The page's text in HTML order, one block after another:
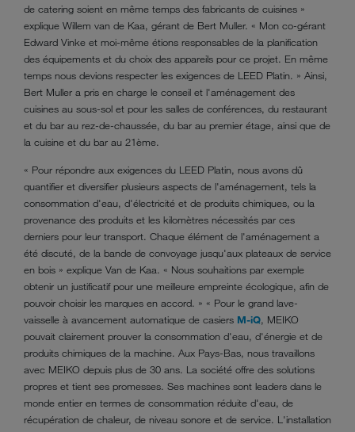
de catering soient en même temps des fabricants de cuisines »
explique Willem van de Kaa, gérant de Bert Muller. « Mon co-gérant
Edward Vinke et moi-même étions responsables de la planification
des équipements et du choix des appareils pour ce projet. En même
temps nous devions respecter les exigences de LEED Platin. » Ainsi,
Bert Muller a pris en charge le conseil et l'aménagement des
cuisines au sous-sol et pour les salles de conférences, du restaurant
et du bar au rez-de-chaussée, du bar au premier étage, ainsi que de
la cuisine et du bar au 21ème.
« Pour répondre aux exigences du LEED Platin, nous avons dû
quantifier et diversifier plusieurs aspects de l'aménagement, tels la
consommation d'eau, d'électricité et de produits chimiques, ou la
provenance des produits et les kilomètres nécessités par ces
derniers pour leur transport. Chaque élément de l'aménagement a
été discuté, de la bande de convoyage jusqu'aux plateaux de service
en bois » explique Van de Kaa. « Nous souhaitions par exemple
obtenir un justificatif pour une meilleure empreinte écologique, afin de
pouvoir choisir les marques en accord. » « Pour le grand lave-
vaisselle à avancement automatique de casiers M-iQ, MEIKO
pouvait clairement prouver la consommation d'eau, d'énergie et de
produits chimiques de la machine. Aux Pays-Bas, nous travaillons
avec MEIKO depuis plus de 30 ans. La société offre des solutions
propres et tient ses promesses. Ses machines sont leaders dans le
monde entier en termes de consommation réduite d'eau, de
récupération de chaleur, de niveau sonore et de service. L'installation